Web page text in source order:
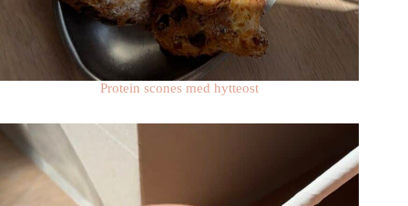
Protein scones med hytteost